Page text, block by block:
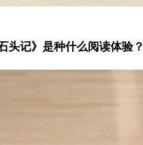
头记》是种什么阅读体验？